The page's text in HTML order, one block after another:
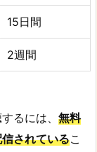
15日間
2週間
るには、 無料
されているこ